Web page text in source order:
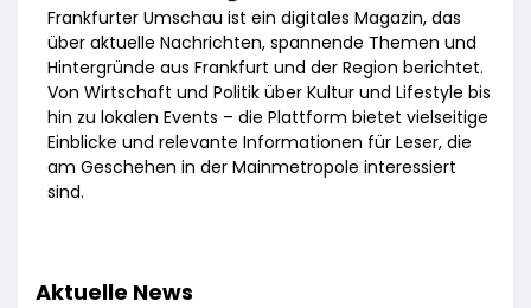
Frankfurter Umschau ist ein digitales Magazin, das
über aktuelle Nachrichten, spannende Themen und
Hintergründe aus Frankfurt und der Region berichtet.
Von Wirtschaft und Politik über Kultur und Lifestyle bis
hin zu lokalen Events – die Plattform bietet vielseitige
Einblicke und relevante Informationen für Leser, die
am Geschehen in der Mainmetropole interessiert
sind.
Aktuelle News